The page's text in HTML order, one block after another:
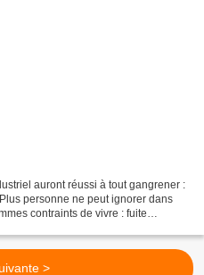
auront réussi à tout gangrener :
personne ne peut ignorer dans
contraints de vivre : fuite
>